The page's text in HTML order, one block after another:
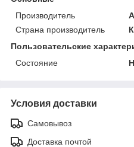
Производитель
Страна производитель
Пользовательские
Состояние
Условия доставки
Самовывоз
Доставка почтой